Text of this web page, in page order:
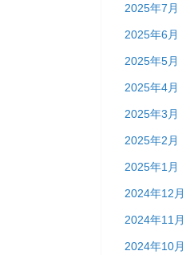
2025年7月
2025年6月
2025年5月
2025年4月
2025年3月
2025年2月
2025年1月
2024年12月
2024年11月
2024年10月